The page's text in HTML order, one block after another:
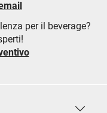
per il beverage?